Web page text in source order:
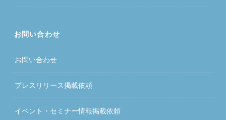
お問い合わせ
お問い合わせ
プレスリリース掲載依頼
イベント・セミナー情報掲載依頼